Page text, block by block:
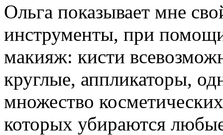
Ольга показывает мне
инструменты, при
макияж: кисти
круглые, аппликаторы,
множество
которых убираются